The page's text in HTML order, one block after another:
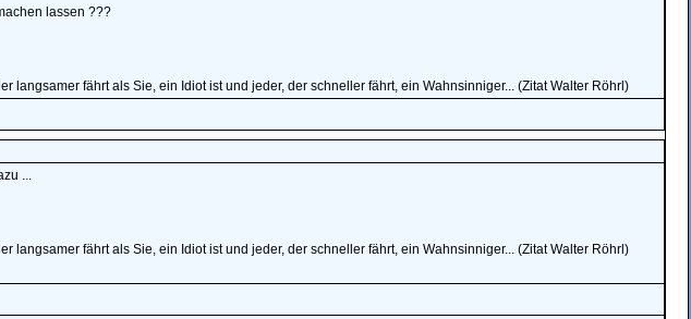
lassen ???
langsamer fährt als Sie, ein Idiot ist und jeder, der schneller fährt, ein Wahnsinniger... (Zitat Walter Röhrl)
...
langsamer fährt als Sie, ein Idiot ist und jeder, der schneller fährt, ein Wahnsinniger... (Zitat Walter Röhrl)